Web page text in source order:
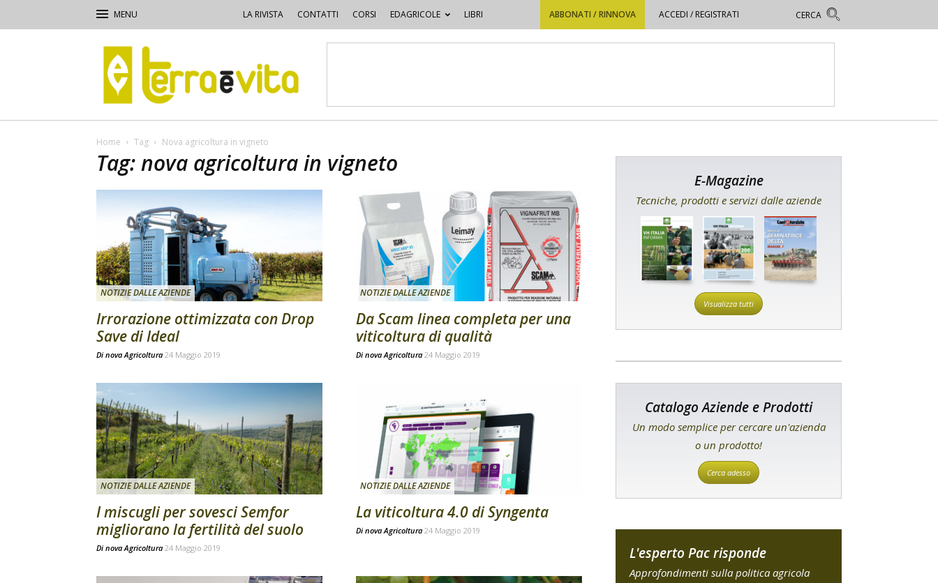
LA RIVISTA CONTATTI CORSI EDAGRICOLE LIBRI ABBONATI / RINNOVA ACCEDI / REGISTRATI
Terra
e
Vita
Home Tag Nova agricoltura in vigneto
Tag: nova agricoltura in vigneto
NOTIZIE DALLE AZIENDE
Irrorazione ottimizzata con Drop
Save di Ideal
Di nova Agricoltura 24 Maggio 2019
NOTIZIE DALLE AZIENDE
Da Scam linea completa per una
viticoltura di qualità
Di nova Agricoltura 24 Maggio 2019
NOTIZIE DALLE AZIENDE
I miscugli per sovesci Semfor
migliorano la fertilità del suolo
Di nova Agricoltura 24 Maggio 2019
NOTIZIE DALLE AZIENDE
La viticoltura 4.0 di Syngenta
Di nova Agricoltura 24 Maggio 2019
E-Magazine
Tecniche, prodotti e servizi dalle aziende
Visualizza tutti
Catalogo Aziende e Prodotti
Un modo semplice per cercare un'azienda
o un prodotto!
Cerca adesso
L'esperto Pac risponde
Approfondimenti sulla politica agricola